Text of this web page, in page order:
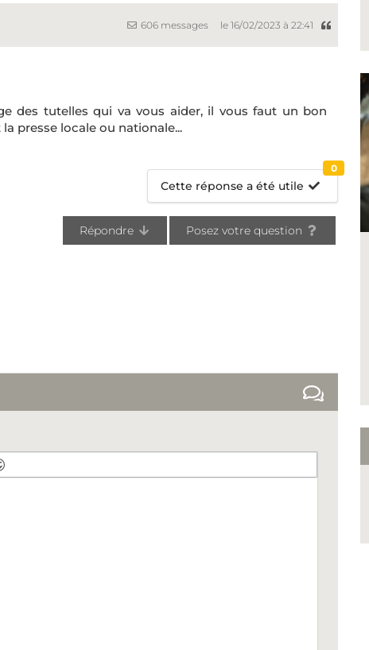
606 messages le 16/02/2023 à 22:41
des tutelles qui va vous aider, il vous faut un bon
presse locale ou nationale...
Cette réponse a été utile
0
Répondre Posez votre question